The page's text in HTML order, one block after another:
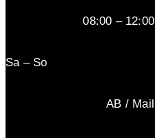
08:00 – 12:00
Sa – So
AB / Mail